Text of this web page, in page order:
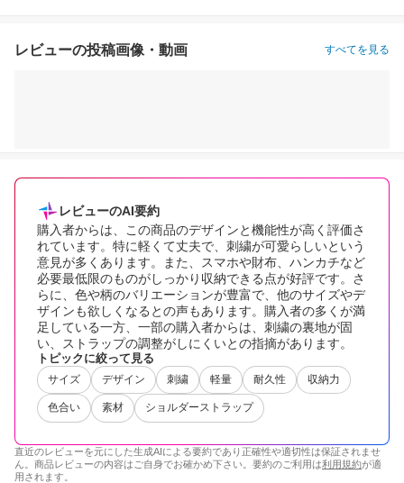
レビューの投稿画像・動画 すべてを見る
レビューのAI要約
購入者からは、この商品のデザインと機能性が高く評価さ
れています。特に軽くて丈夫で、刺繍が可愛らしいという
意見が多くあります。また、スマホや財布、ハンカチなど
必要最低限のものがしっかり収納できる点が好評です。さ
らに、色や柄のバリエーションが豊富で、他のサイズやデ
ザインも欲しくなるとの声もあります。購入者の多くが満
足している一方、一部の購入者からは、刺繍の裏地が固
い、ストラップの調整がしにくいとの指摘があります。
トピックに絞って見る
サイズ デザイン 刺繍 軽量 耐久性 収納力
色合い 素材 ショルダーストラップ
直近のレビューを元にした生成AIによる要約であり正確性や適切性は保証されませ
ん。商品レビューの内容はご自身でお確かめ下さい。要約のご利用は利用規約が適
用されます。